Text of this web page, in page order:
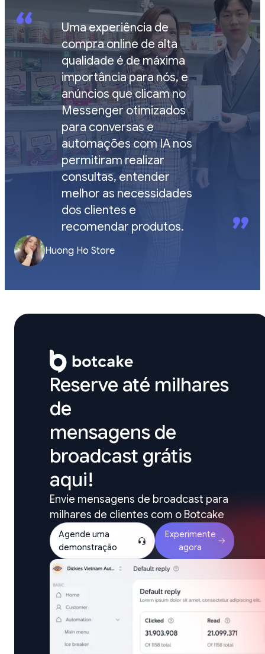
“
Uma experiência de
compra online de alta
qualidade é de máxima
importância para nós, e
anúncios que clicam no
Messenger otimizados
para conversas e
automações com IA nos
permitiram realizar
consultas, entender
melhor as necessidades
dos clientes e
recomendar produtos.
”
Huong Ho Store
Reserve até milhares
de
mensagens de
broadcast grátis
aqui!
Envie mensagens de broadcast para
milhares de clientes com o Botcake
Agende uma
demonstração
Experimente
agora